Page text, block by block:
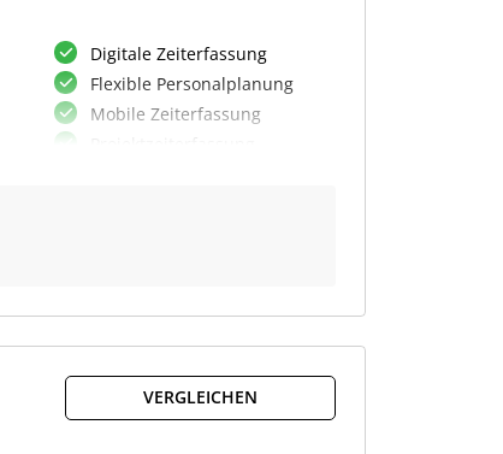
Digitale Zeiterfassung
Flexible Personalplanung
Mobile Zeiterfassung
Fehlerprotokollierung
Gleitzeitkontoverwaltung
VERGLEICHEN